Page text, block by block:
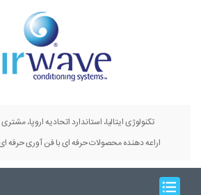
تکنولوژی ایتالیا، استاندارد اتحادیه اروپا،
اراعه دهنده محصولات حرفه ای با فن آوری حرفه